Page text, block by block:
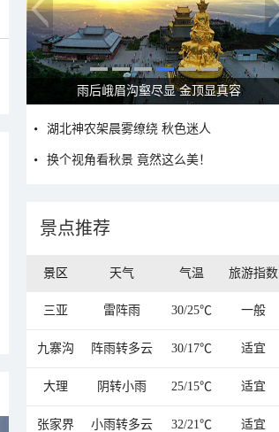
雨后峨眉沟壑尽显 金顶显真容
湖北神农架晨雾缭绕 秋色迷人
换个视角看秋景 竟然这么美！
景点推荐
景区 天气 气温 旅游指数
三亚 雷阵雨 30/25℃ 一般
九寨沟 阵雨转多云 30/17℃ 适宜
大理 阴转小雨 25/15℃ 适宜
张家界 小雨转多云 32/21℃ 适宜